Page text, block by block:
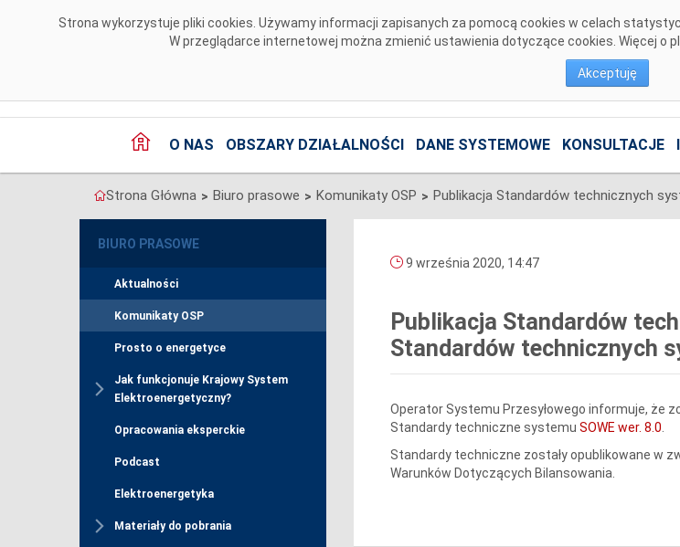
Strona wykorzystuje pliki cookies. Używamy informacji zapisanych za pomocą cookies w celach
W przeglądarce internetowej można zmienić ustawienia dotyczące cookies. Więcej o
Akceptuję
O NAS OBSZARY DZIAŁALNOŚCI DANE SYSTEMOWE KONSULTACJE
Strona Główna > Biuro prasowe > Komunikaty OSP >
BIURO PRASOWE
Aktualności
Komunikaty OSP
Prosto o energetyce
Jak funkcjonuje Krajowy System
Elektroenergetyczny?
Opracowania eksperckie
Podcast
Elektroenergetyka
Materiały do pobrania
9 września 2020, 14:47
Publikacja Standardów
Standardów technicznych
Operator Systemu Przesyłowego informuje, że
Standardy techniczne systemu SOWE wer. 8.0
Standardy techniczne zostały opublikowane w
Warunków Dotyczących Bilansowania.